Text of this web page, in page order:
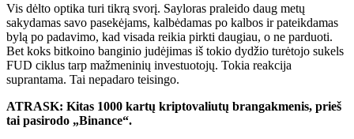
Vis dėlto optika turi tikrą svorį. Sayloras praleido daug metų
sakydamas savo pasekėjams, kalbėdamas po kalbos ir pateikdamas
bylą po padavimo, kad visada reikia pirkti daugiau, o ne parduoti.
Bet koks bitkoino banginio judėjimas iš tokio dydžio turėtojo sukels
FUD ciklus tarp mažmeninių investuotojų. Tokia reakcija
suprantama. Tai nepadaro teisingo.
ATRASK: Kitas 1000 kartų kriptovaliutų brangakmenis, prieš
tai pasirodo „Binance“.